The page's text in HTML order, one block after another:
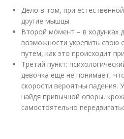
Дело в том, при
другие мышцы.
Второй момент – в ходунках
возможности укрепить свою
путем, как это происходит
Третий пункт:
девочка еще не понимает,
скорости вероятны падения.
найдя привычной опоры,
самостоятельно